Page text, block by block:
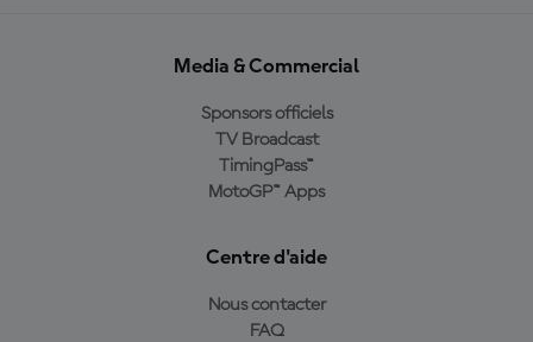
Media & Commercial
Sponsors officiels
TV Broadcast
TimingPass™
MotoGP™ Apps
Centre d'aide
Nous contacter
FAQ